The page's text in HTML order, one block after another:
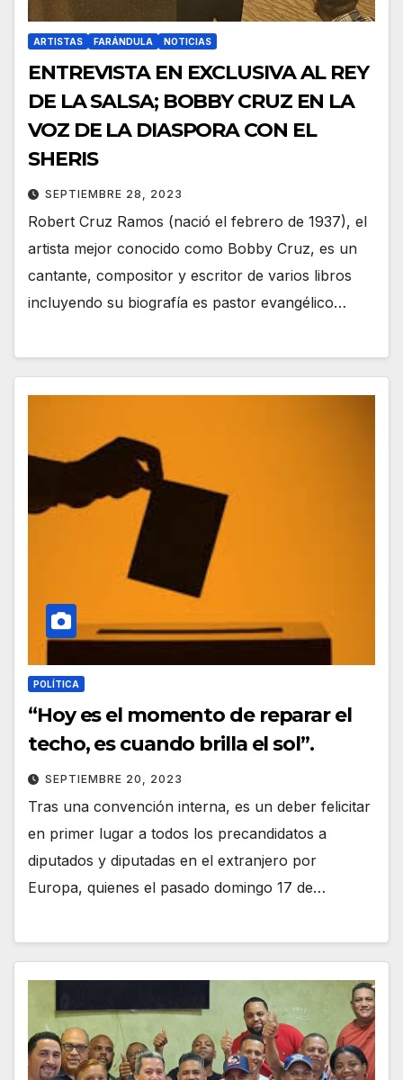
ARTISTAS FARÁNDULA NOTICIAS
ENTREVISTA EN EXCLUSIVA AL REY
DE LA SALSA; BOBBY CRUZ EN LA
VOZ DE LA DIASPORA CON EL
SHERIS
SEPTIEMBRE 28, 2023
Robert Cruz Ramos (nació el febrero de 1937), el
artista mejor conocido como Bobby Cruz, es un
cantante, compositor y escritor de varios libros
incluyendo su biografía es pastor evangélico…
POLÍTICA
“Hoy es el momento de reparar el
techo, es cuando brilla el sol”.
SEPTIEMBRE 20, 2023
Tras una convención interna, es un deber felicitar
en primer lugar a todos los precandidatos a
diputados y diputadas en el extranjero por
Europa, quienes el pasado domingo 17 de…